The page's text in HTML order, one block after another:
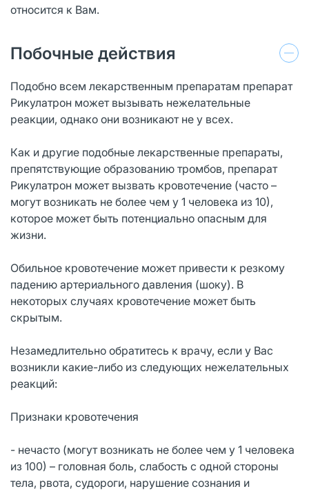
относится к Вам.
Побочные действия
Подобно всем лекарственным препаратам препарат
Рикулатрон может вызывать нежелательные
реакции, однако они возникают не у всех.
Как и другие подобные лекарственные препараты,
препятствующие образованию тромбов, препарат
Рикулатрон может вызвать кровотечение (часто –
могут возникать не более чем у 1 человека из 10),
которое может быть потенциально опасным для
жизни.
Обильное кровотечение может привести к резкому
падению артериального давления (шоку). В
некоторых случаях кровотечение может быть
скрытым.
Незамедлительно обратитесь к врачу, если у Вас
возникли какие-либо из следующих нежелательных
реакций:
Признаки кровотечения
- нечасто (могут возникать не более чем у 1 человека
из 100) – головная боль, слабость с одной стороны
тела, рвота, судороги, нарушение сознания и